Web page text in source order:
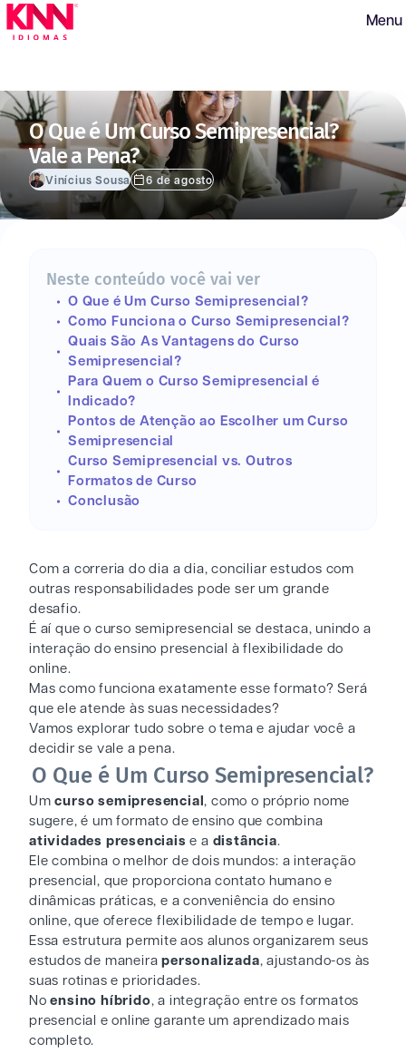
Menu
O Que é Um Curso Semipresencial?
Vale a Pena?
Vinícius Sousa 6 de agosto
Neste conteúdo você vai ver
O Que é Um Curso Semipresencial?
Como Funciona o Curso Semipresencial?
Quais São As Vantagens do Curso
Semipresencial?
Para Quem o Curso Semipresencial é
Indicado?
Pontos de Atenção ao Escolher um Curso
Semipresencial
Curso Semipresencial vs. Outros
Formatos de Curso
Conclusão
Com a correria do dia a dia, conciliar estudos com
outras responsabilidades pode ser um grande
desafio.
É aí que o curso semipresencial se destaca, unindo a
interação do ensino presencial à flexibilidade do
online.
Mas como funciona exatamente esse formato? Será
que ele atende às suas necessidades?
Vamos explorar tudo sobre o tema e ajudar você a
decidir se vale a pena.
O Que é Um Curso Semipresencial?
Umcurso semipresencial, como o próprio nome
sugere, é um formato de ensino que combina
atividades presenciaise a distância.
Ele combina o melhor de dois mundos: a interação
presencial, que proporciona contato humano e
dinâmicas práticas, e a conveniência do ensino
online, que oferece flexibilidade de tempo e lugar.
Essa estrutura permite aos alunos organizarem seus
estudos de maneirapersonalizada, ajustando-os às
suas rotinas e prioridades.
Noensino híbrido, a integração entre os formatos
presencial e online garante um aprendizado mais
completo.